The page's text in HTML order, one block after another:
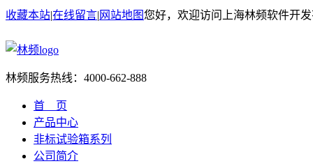
收藏本站|在线留言| 网站地图您好，欢迎访问上海林频软件开
林频服务热线： 4000-662-888
首 页
产品中心
非标试验箱系列
公司简介